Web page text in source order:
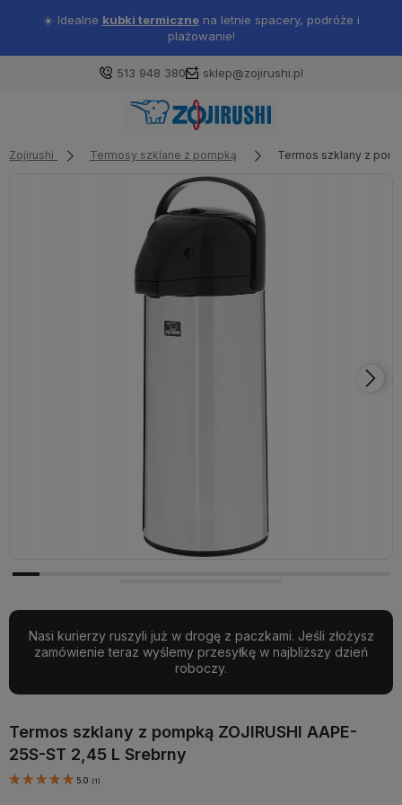
Wpisz kodDOSTAWAi ciesz się darmową wysyłką od 100 zł 🎉
513 948 380 sklep@zojirushi.pl
Zojirushi Termosy szklane z pompką Termos szklany z
Nasi kurierzy ruszyli już w drogę z paczkami. Jeśli złożysz
zamówienie teraz wyślemy przesyłkę w najbliższy dzień
roboczy.
Termos szklany z pompką ZOJIRUSHI AAPE-
25S-ST 2,45 L Srebrny
5.0 (1)